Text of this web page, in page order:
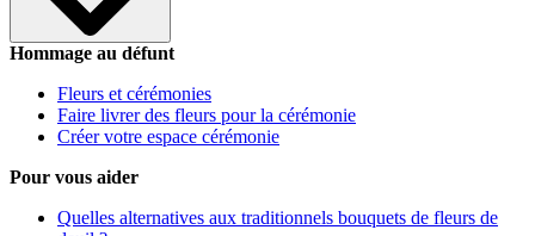
Hommage au défunt
Fleurs et cérémonies
Faire livrer des fleurs pour la cérémonie
Créer votre espace cérémonie
Pour vous aider
Quelles alternatives aux traditionnels bouquets de fleurs de